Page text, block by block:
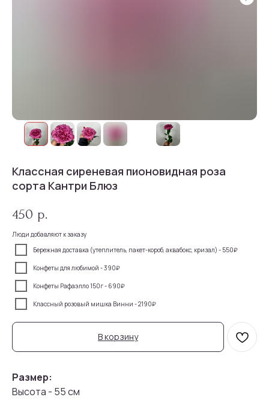
Классная сиреневая пионовидная роза
сорта Кантри Блюз
450 р.
Люди добавляют к заказу
Бережная доставка (утеплитель, пакет-короб, аквабокс, кризал) - 550₽
Конфеты для любимой - 390₽
Конфеты Рафаэлло 150г - 690₽
Классный розовый мишка Винни - 2190₽
В корзину
Размер:
Высота - 55 см